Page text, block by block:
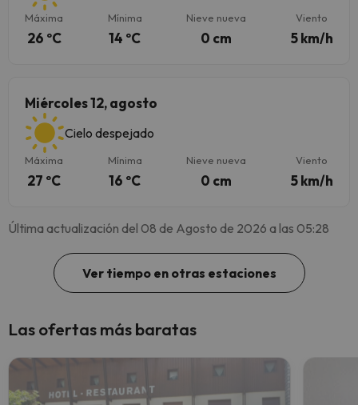
Máxima
26 ºC
Mínima
14 ºC
Nieve nueva
0 cm
Viento
5 km/h
Miércoles 12, agosto
Cielo despejado
Máxima
27 ºC
Mínima
16 ºC
Nieve nueva
0 cm
Viento
5 km/h
Última actualización del 08 de Agosto de 2026 a las 05:28
Ver tiempo en otras estaciones
Las ofertas más baratas